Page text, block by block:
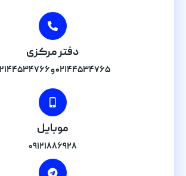
دفتر مرکزی
۰۲۱۴۴۵۳۴۷۶۵ و ۰۲۱۴۴۵۳۴۷۶۶
موبایل
۰۹۱۲۱۸۸۶۹۲۸